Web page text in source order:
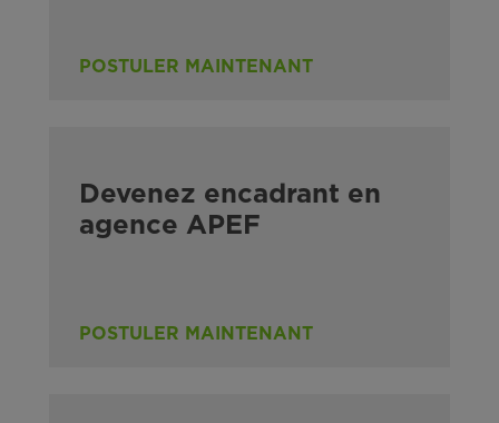
POSTULER MAINTENANT
Devenez encadrant en
agence APEF
POSTULER MAINTENANT